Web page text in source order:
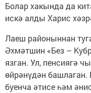
Болар хакында да
искә алды Харис
Лаеш районыннан
Әхмәтшин «Без –
язган. Ул, пенсиягә
өйрәнүдән башлаган.
буенча әтисе һәм